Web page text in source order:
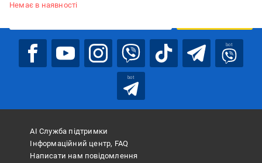
Немає в наявності
bot
bot
АІ Служба підтримки
Інформаційний центр, FAQ
Написати нам повідомлення